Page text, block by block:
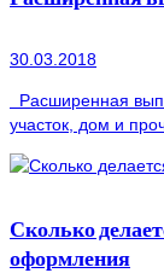
30.03.2018
Расширенная
участок, дом и
Сколько
оформления